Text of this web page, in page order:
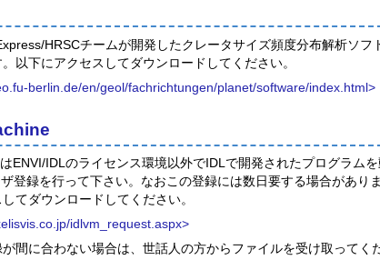
HRSCチームが開発したクレータサイズ頻度分布解析ソ
以下にアクセスしてダウンロードしてください。
berlin.de/en/geol/fachrichtungen/planet/software/index.html>
ENVI/IDLのライセンス環境以外でIDLで開発されたプログラム
登録を行って下さい。なおこの登録には数日要する場合があ
てダウンロードしてください。
idlvm_request.aspx>
間に合わない場合は、世話人の方からファイルを受け取ってく